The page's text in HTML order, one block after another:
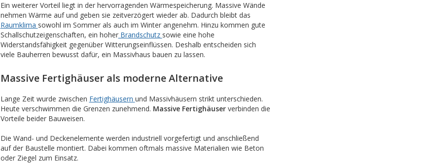
Ein weiterer Vorteil liegt in der hervorragenden Wärmespeicherung. Massive Wände
nehmen Wärme auf und geben sie zeitverzögert wieder ab. Dadurch bleibt das
Raumklima sowohl im Sommer als auch im Winter angenehm. Hinzu kommen gute
Schallschutzeigenschaften, ein hoherBrandschutz sowie eine hohe
Widerstandsfähigkeit gegenüber Witterungseinflüssen. Deshalb entscheiden sich
viele Bauherren bewusst dafür, ein Massivhaus bauen zu lassen.
Massive Fertighäuser als moderne Alternative
Lange Zeit wurde zwischen Fertighäusern und Massivhäusern strikt unterschieden.
Heute verschwimmen die Grenzen zunehmend. Massive Fertighäuserverbinden die
Vorteile beider Bauweisen.
Die Wand- und Deckenelemente werden industriell vorgefertigt und anschließend
auf der Baustelle montiert. Dabei kommen oftmals massive Materialien wie Beton
oder Ziegel zum Einsatz.